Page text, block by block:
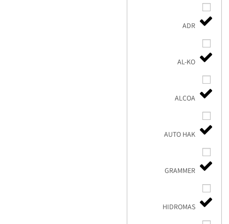
ADR
AL-KO
ALCOA
AUTO HAK
GRAMMER
HIDROMAS